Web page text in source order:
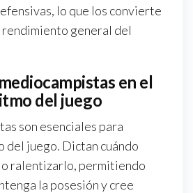
lo que los convierte
general del
en el
del juego
son esenciales para
del juego. Dictan cuándo
ralentizarlo, permitiendo
la posesión y cree